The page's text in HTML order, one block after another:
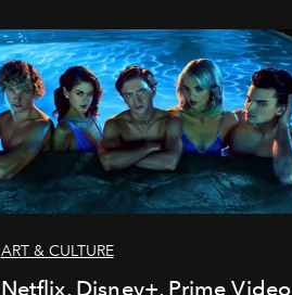
ART & CULTURE
Netflix, Disney+, Prime Video